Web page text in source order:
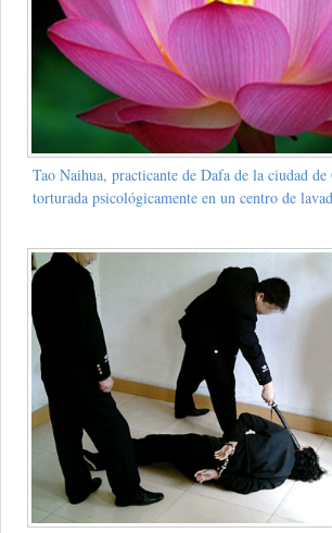
Tao Naihua, practicante de Dafa de la ciudad de
torturada psicológicamente en un centro de